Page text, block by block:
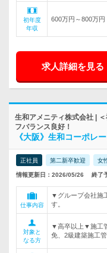
初年度
年収
600万円～800万円
求人詳細を見る
生和アメニティ株式会社 |
フバランス良好！
《大阪》生和コーポレ
正社員 第二新卒歓迎 女
情報更新日：2026/05/26 終了
仕事内容
▼グループ会社施
す。
対象と
なる方
▼高卒以上▼施工
免、2級建築施工